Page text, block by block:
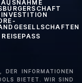
INFORMATIONEN
BIETET. WIR SIND